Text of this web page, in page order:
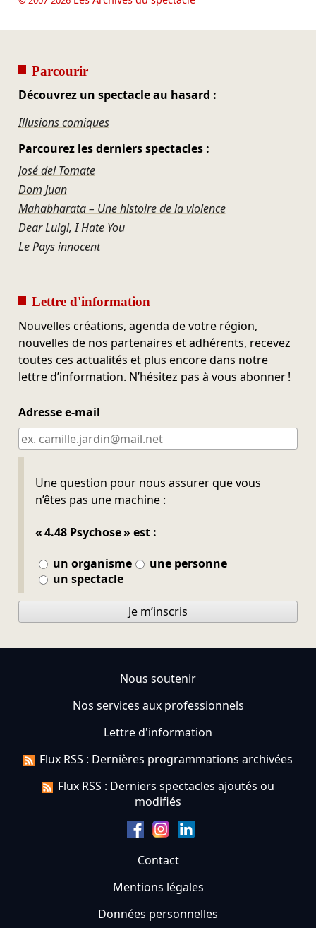
Parcourir
Découvrez un spectacle au hasard :
Illusions comiques
Parcourez les derniers spectacles :
José del Tomate
Dom Juan
Mahabharata – Une histoire de la violence
Dear Luigi, I Hate You
Le Pays innocent
Lettre d'information
Nouvelles créations, agenda de votre région,
nouvelles de nos partenaires et adhérents, recevez
toutes ces actualités et plus encore dans notre
lettre d’information. N’hésitez pas à vous abonner !
Adresse e-mail
Une question pour nous assurer que vous
n’êtes pas une machine :
« 4.48 Psychose » est :
un organisme
une personne
un spectacle
Ne pas remplir
Je m’inscris
Nous soutenir
Nos services aux professionnels
Lettre d'information
Flux RSS : Dernières programmations archivées
Flux RSS : Derniers spectacles ajoutés ou
modifiés
Contact
Mentions légales
Données personnelles